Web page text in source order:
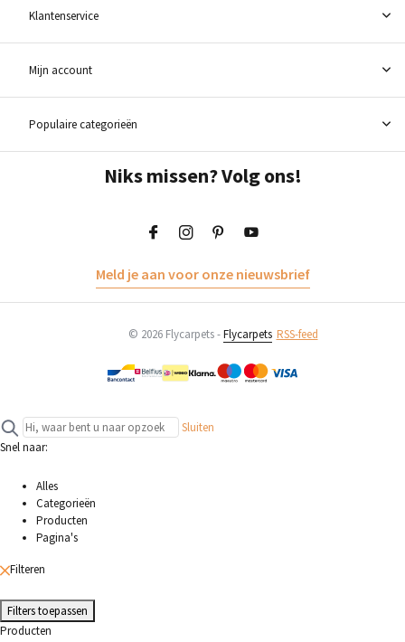
Klantenservice
Mijn account
Populaire categorieën
Niks missen? Volg ons!
Meld je aan voor onze nieuwsbrief
© 2026 Flycarpets -Flycarpets RSS-feed
Sluiten
Snel naar:
Alles
Categorieën
Producten
Pagina's
Filteren
Filters toepassen
Producten